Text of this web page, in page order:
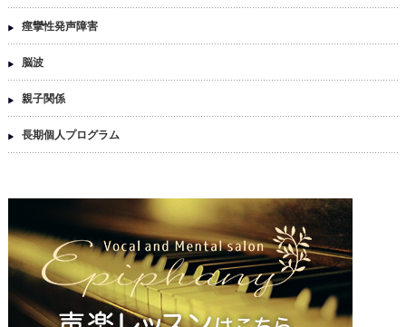
痙攣性発声障害
脳波
親子関係
長期個人プログラム